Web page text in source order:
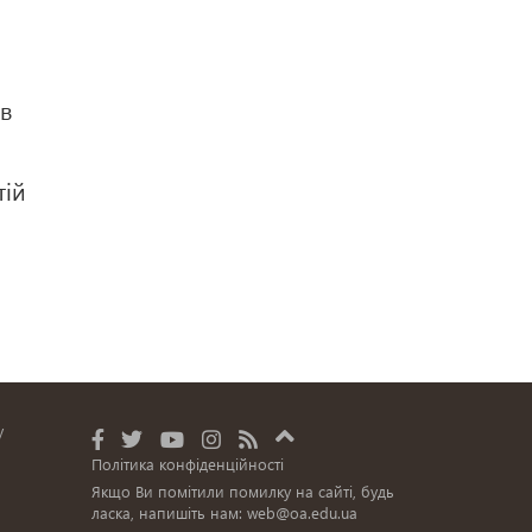
Політика конфіденційності
Якщо Ви помітили помилку на сайті, будь
ласка, напишіть нам: web@oa.edu.ua